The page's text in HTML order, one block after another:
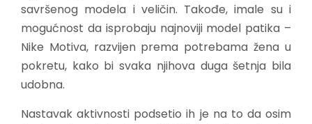
savršenog modela i veličin. Takođe, imale su i
mogućnost da isprobaju najnoviji model patika –
Nike Motiva, razvijen prema potrebama žena u
pokretu, kako bi svaka njihova duga šetnja bila
udobna.
Nastavak aktivnosti podsetio ih je na to da osim